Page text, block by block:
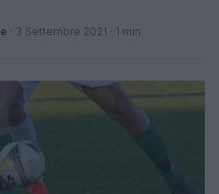
· 3 Settembre 2021 · 1 min